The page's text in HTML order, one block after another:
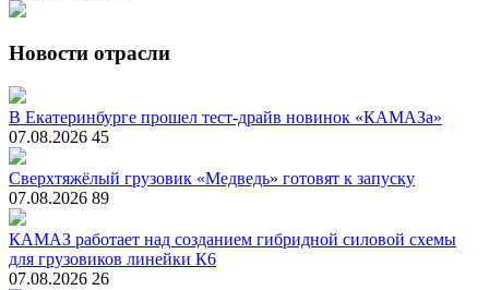
Новости отрасли
В Екатеринбурге прошел тест-драйв новинок «КАМАЗа»
07.08.2026 45
Сверхтяжёлый грузовик «Медведь» готовят к запуску
07.08.2026 89
КАМАЗ работает над созданием гибридной силовой схемы
для грузовиков линейки К6
07.08.2026 26